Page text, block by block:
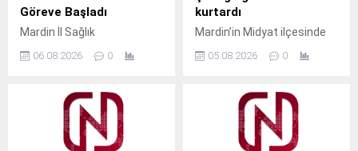
Göreve Başladı
Mardin İl Sağlık
Devlet Hastanesi’nde İç
Ali Yiğit hasta kabulüne
başladı. Muayene olmak
isteyen vatandaşlar, ALO
182 çağrı merkezi veya
06.08.2026 0
kurtardı
Mardin’in Midyat ilçesinde
korkulukları arasına kafası
Ahmet Akkuş’un
müdahalesiyle kurtarıldı.
Olay, akşam saatlerinde
Cumhuriyet Mahallesi’nde
05.08.2026 0